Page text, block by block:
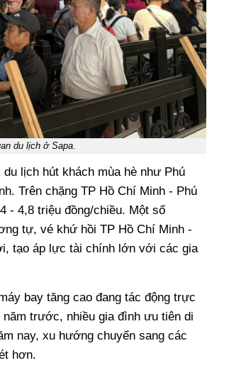
du lịch ở Sapa.
lịch hút khách mùa hè như Phú
Trên chặng TP Hồ Chí Minh - Phú
- 4,8 triệu đồng/chiều. Một số
tự, vé khứ hồi TP Hồ Chí Minh -
tạo áp lực tài chính lớn với các gia
bay tăng cao đang tác động trực
trước, nhiều gia đình ưu tiên di
nay, xu hướng chuyển sang các
hơn.